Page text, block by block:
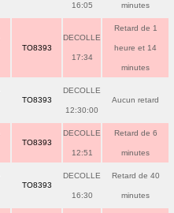
16:05 minutes
TO8393
DECOLLE
17:34
Retard de 1
heure et 14
minutes
TO8393
DECOLLE
12:30:00
Aucun retard
TO8393
DECOLLE
12:51
Retard de 6
minutes
TO8393
DECOLLE
16:30
Retard de 40
minutes